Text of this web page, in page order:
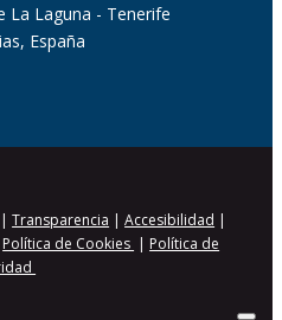
La Laguna - Tenerife
España
|Transparencia |Accesibilidad |
Política de Cookies | Política de